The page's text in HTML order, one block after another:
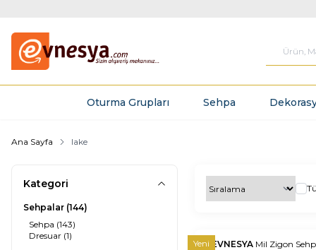
Oturma Grupları Sehpa
Ana Sayfa lake
Kategori
Sehpalar (144)
Sehpa (143)
Dresuar (1)
Yeni EVNESYA Mil Zigon